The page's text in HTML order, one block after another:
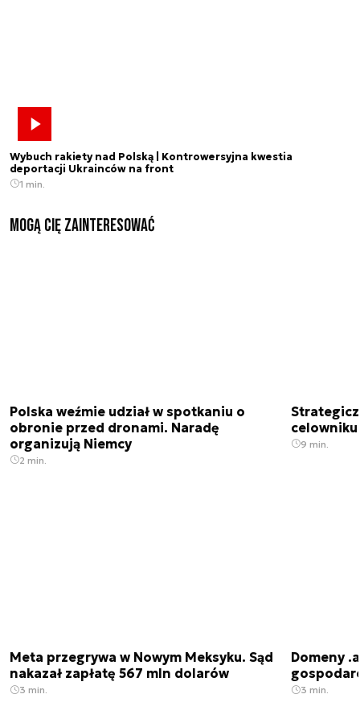
Wybuch rakiety nad Polską | Kontrowersyjna kwestia
deportacji Ukrainców na front
1 min.
Mogą Cię zainteresować
Polska weźmie udział w spotkaniu o
obronie przed dronami. Naradę
organizują Niemcy
2 min.
9 min.
Meta przegrywa w Nowym Meksyku. Sąd
nakazał zapłatę 567 mln dolarów
3 min.
Domeny
3 min.